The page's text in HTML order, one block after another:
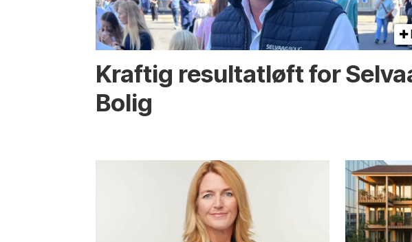
Kraftig resultatløft for
Bolig